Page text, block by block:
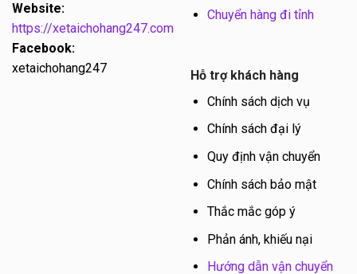
Website:
https://xetaichohang247.com
Facebook:
xetaichohang247
Chuyển hàng đi tỉnh
Hỗ trợ khách hàng
Chính sách dịch vụ
Chính sách đại lý
Quy định vận chuyển
Chính sách bảo mật
Thắc mắc góp ý
Phản ánh, khiếu nại
Hướng dẫn vận chuyển